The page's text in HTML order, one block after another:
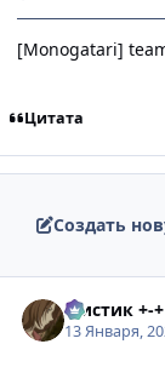
[Monogatari]
Цитата
Создать
Мистик +-+
13 Января,